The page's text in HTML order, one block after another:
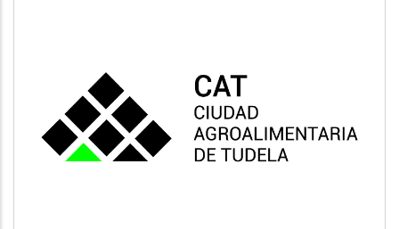
CAT
Vivienda y urbanismo